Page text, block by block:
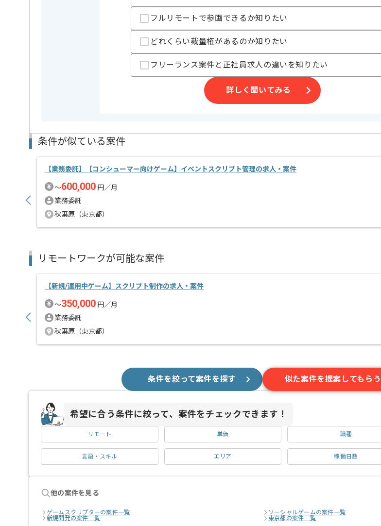
ゲーム受託事業を展開している企業でございます。
ゲームプランナーのご経験を活かしたい方には特におすすめです。
プロジェクトは長期を想定しており、
参画を希望される方にはお勧めの案件となります。
フルリモートで参画できるか知りたい
どれくらい裁量権があるのか知りたい
フリーランス案件と正社員求人の違いを知りたい
詳しく聞いてみる
条件が似ている案件
【業務委託】【コンシューマー向けゲーム】イベントスクリプト管理の求人・案件
〜600,000 円／月
業務委託
秋葉原（東京都）
リモートワークが可能な案件
【新規/運用中ゲーム】スクリプト制作の求人・案件
〜350,000 円／月
業務委託
秋葉原（東京都）
条件を絞って案件を探す 似た案件を提案してもらう
希望に合う条件に絞って、案件をチェックできます！
リモート 単価 職種
言語・スキル エリア 稼働日数
他の案件を見る
ゲームスクリプターの案件一覧
ソーシャルゲームの案件一覧
新規開発の案件一覧
東京都の案件一覧